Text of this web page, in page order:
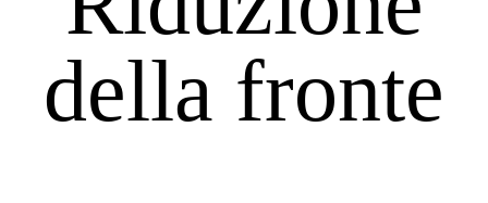
della fronte